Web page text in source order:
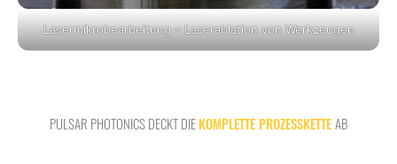
Lasermikrobearbeitung – Laserablation von Werkzeugen
PULSAR PHOTONICS DECKT DIEKOMPLETTE PROZESSKETTEAB